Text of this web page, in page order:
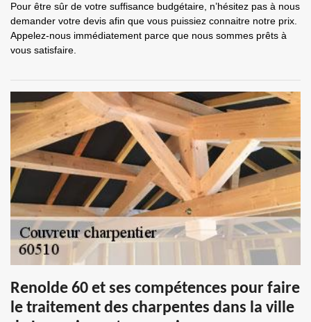
Pour être sûr de votre suffisance budgétaire, n’hésitez pas à nous
demander votre devis afin que vous puissiez connaitre notre prix.
Appelez-nous immédiatement parce que nous sommes prêts à
vous satisfaire.
Renolde 60 et ses compétences pour faire
le traitement des charpentes dans la ville